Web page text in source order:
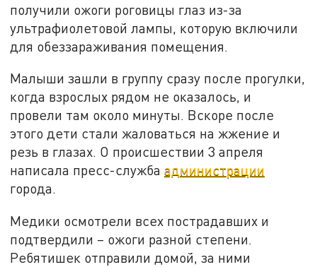
получили ожоги роговицы глаз из-за
ультрафиолетовой лампы, которую включили
для обеззараживания помещения.
Малыши зашли в группу сразу после прогулки,
когда взрослых рядом не оказалось, и
провели там около минуты. Вскоре после
этого дети стали жаловаться на жжение и
резь в глазах. О происшествии 3 апреля
написала пресс-службаадминистрации
города.
Медики осмотрели всех пострадавших и
подтвердили – ожоги разной степени.
Ребятишек отправили домой, за ними